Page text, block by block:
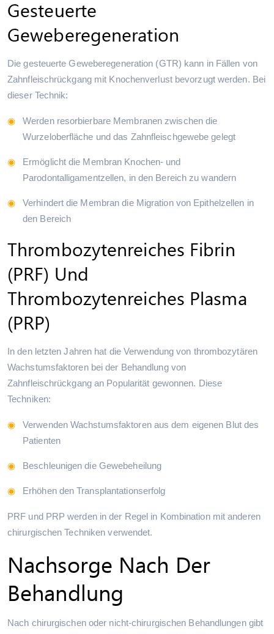
Gesteuerte
Geweberegeneration
Die gesteuerte Geweberegeneration (GTR) kann in Fällen von
Zahnfleischrückgang mit Knochenverlust bevorzugt werden. Bei
dieser Technik:
Werden resorbierbare Membranen zwischen die
Wurzeloberfläche und das Zahnfleischgewebe gelegt
Ermöglicht die Membran Knochen- und
Parodontalligamentzellen, in den Bereich zu wandern
Verhindert die Membran die Migration von Epithelzellen in
den Bereich
Thrombozytenreiches Fibrin
(PRF) Und
Thrombozytenreiches Plasma
(PRP)
In den letzten Jahren hat die Verwendung von thrombozytären
Wachstumsfaktoren bei der Behandlung von
Zahnfleischrückgang an Popularität gewonnen. Diese
Techniken:
Verwenden Wachstumsfaktoren aus dem eigenen Blut des
Patienten
Beschleunigen die Gewebeheilung
Erhöhen den Transplantationserfolg
PRF und PRP werden in der Regel in Kombination mit anderen
chirurgischen Techniken verwendet.
Nachsorge Nach Der
Behandlung
Nach chirurgischen oder nicht-chirurgischen Behandlungen gibt